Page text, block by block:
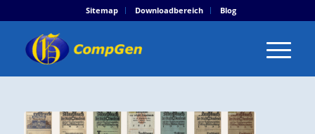
Sitemap Downloadbereich Blog